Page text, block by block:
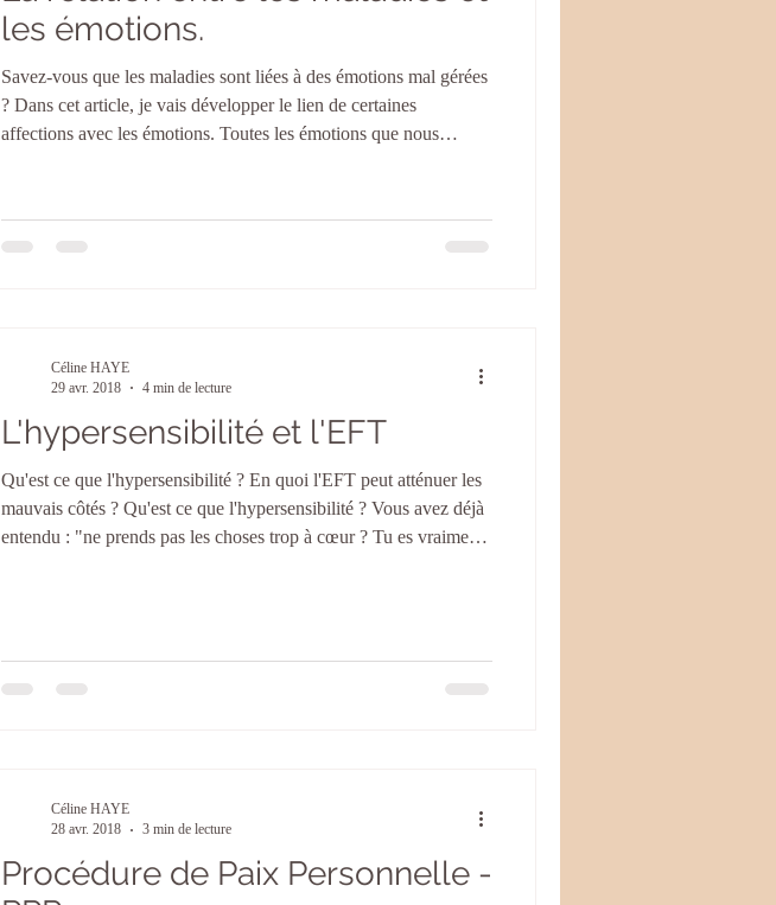
les émotions.
Savez-vous que les maladies sont liées à des émotions mal gérées
? Dans cet article, je vais développer le lien de certaines
affections avec les émotions. Toutes les émotions que nous
différentes parties du corps ou se manifester à travers tel ou tel
L'hypersensibilité et l'EFT
Qu'est ce que l'hypersensibilité ? En quoi l'EFT peut atténuer les
mauvais côtés ? Qu'est ce que l'hypersensibilité ? Vous avez déjà
entendu : "ne prends pas les choses trop à cœur ? Tu es vraiment
Céline HAYE
29 avr. 2018
4 min de lecture
Procédure de Paix Personnelle -
Céline HAYE
28 avr. 2018
3 min de lecture